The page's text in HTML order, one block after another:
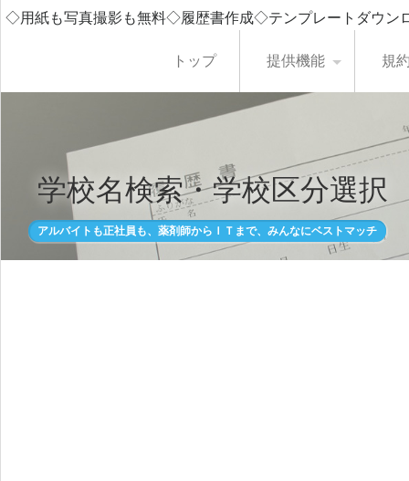
◇用紙も写真撮影も無料◇履歴書作成◇テンプレートダウ
トップ 提供機能 規
学校名検索・学校区分選択
アルバイトも正社員も、薬剤師からＩＴまで、みんなにベストマッチ